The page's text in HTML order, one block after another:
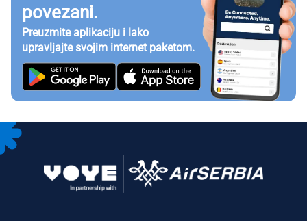
povezani.
Preuzmite aplikaciju i lako
upravljajte svojim internet paketom.